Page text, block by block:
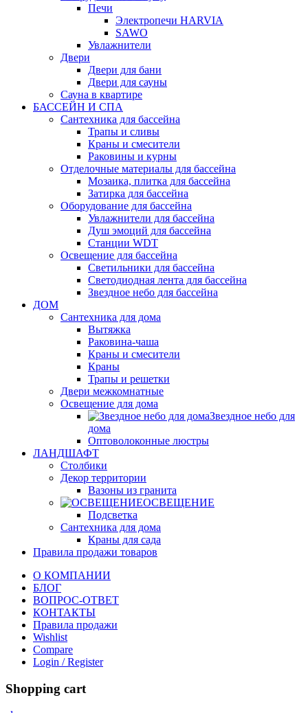
Печи
Электропечи HARVIA
SAWO
Увлажнители
Двери
Двери для бани
Двери для сауны
Сауна в квартире
БАССЕЙН И СПА
Сантехника для бассейна
Трапы и сливы
Краны и смесители
Раковины и курны
Отделочные материалы для бассейна
Мозаика, плитка для бассейна
Затирка для бассейна
Оборудование для бассейна
Увлажнители для бассейна
Душ эмоций для бассейна
Станции WDT
Освещение для бассейна
Светильники для бассейна
Светодиодная лента для бассейна
Звездное небо для бассейна
ДОМ
Сантехника для дома
Вытяжка
Раковина-чаша
Краны и смесители
Краны
Трапы и решетки
Двери межкомнатные
Освещение для дома
Звездное небо для
дома
Оптоволоконные люстры
ЛАНДШАФТ
Столбики
Декор территории
Вазоны из гранита
ОСВЕЩЕНИЕ
Подсветка
Сантехника для дома
Краны для сада
Правила продажи товаров
О КОМПАНИИ
БЛОГ
ВОПРОС-ОТВЕТ
КОНТАКТЫ
Правила продажи
Wishlist
Compare
Login / Register
Shopping cart